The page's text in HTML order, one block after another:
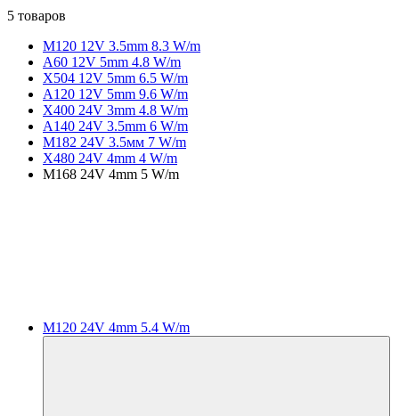
5 товаров
M120 12V 3.5mm 8.3 W/m
A60 12V 5mm 4.8 W/m
X504 12V 5mm 6.5 W/m
A120 12V 5mm 9.6 W/m
X400 24V 3mm 4.8 W/m
A140 24V 3.5mm 6 W/m
M182 24V 3.5мм 7 W/m
X480 24V 4mm 4 W/m
M168 24V 4mm 5 W/m
M120 24V 4mm 5.4 W/m